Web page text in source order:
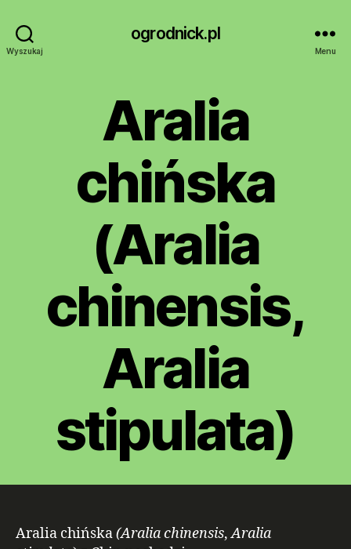
Wyszukaj
ogrodnick.pl
Menu
Aralia
chińska
(Aralia
chinensis,
Aralia
stipulata)
Aralia chińska(Aralia chinensis,Aralia